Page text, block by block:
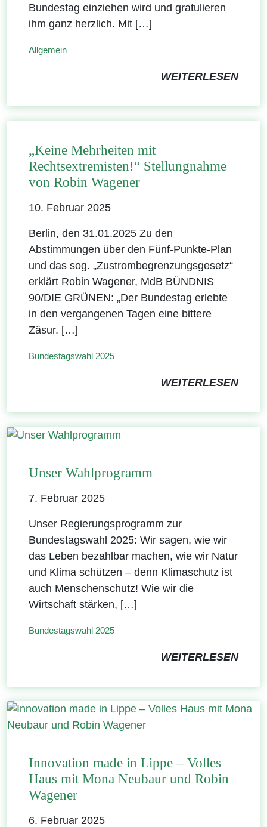
Bundestag einziehen wird und gratulieren
ihm ganz herzlich. Mit […]
Allgemein
WEITERLESEN
„Keine Mehrheiten mit
Rechtsextremisten!“ Stellungnahme
von Robin Wagener
10. Februar 2025
Berlin, den 31.01.2025 Zu den
Abstimmungen über den Fünf-Punkte-Plan
und das sog. „Zustrombegrenzungsgesetz“
erklärt Robin Wagener, MdB BÜNDNIS
90/DIE GRÜNEN: „Der Bundestag erlebte
in den vergangenen Tagen eine bittere
Zäsur. […]
Bundestagswahl 2025
WEITERLESEN
Unser Wahlprogramm
7. Februar 2025
Unser Regierungsprogramm zur
Bundestagswahl 2025: Wir sagen, wie wir
das Leben bezahlbar machen, wie wir Natur
und Klima schützen – denn Klimaschutz ist
auch Menschenschutz! Wie wir die
Wirtschaft stärken, […]
Bundestagswahl 2025
WEITERLESEN
Innovation made in Lippe – Volles
Haus mit Mona Neubaur und Robin
Wagener
6. Februar 2025